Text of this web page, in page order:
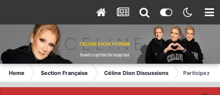
Home Section Française Céline Dion Discussions Participez au